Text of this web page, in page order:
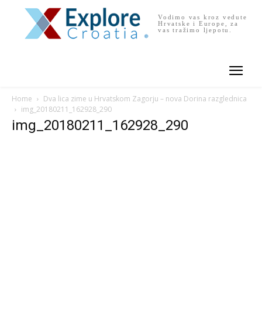
Vodimo vas kroz vedute
Hrvatske i Europe, za
vas tražimo ljepotu.
Home
Dva lica zime u Hrvatskom Zagorju – nova Dorina razglednica
img_20180211_162928_290
img_20180211_162928_290